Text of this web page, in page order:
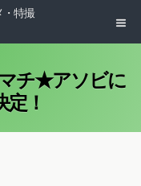
・特撮
チ★アソビに
！